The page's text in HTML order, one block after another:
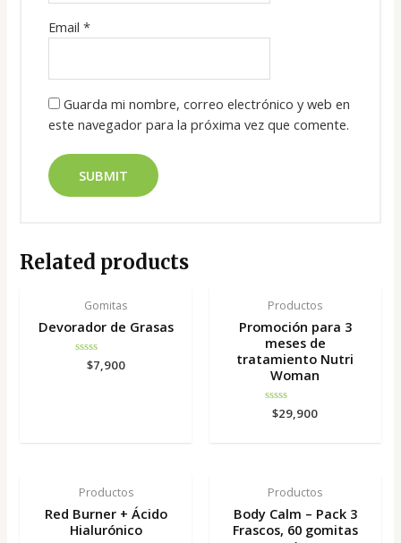
Email *
Guarda mi nombre, correo electrónico y web en
este navegador para la próxima vez que comente.
Related products
Gomitas
Devorador de Grasas
Rated
$7,900
Productos
Promoción para 3
meses de
tratamiento Nutri
Woman
Rated
$29,900
Productos
Red Burner + Ácido
Hialurónico
Productos
Body Calm – Pack 3
Frascos, 60 gomitas